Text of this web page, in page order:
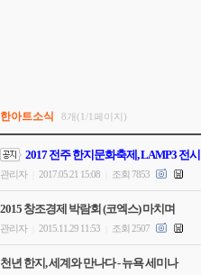
한아트소식 8개(1/1페이지)
2017 전주 한지문화축제, LAMP3 전시
관리자 2017.05.21 15:08 조회 7853
2015 창조경제 박람회 (코엑스) 마치며
관리자 2015.11.29 11:53 조회 2507
천년 한지, 세계와 만나다 - 뉴욕 세미나